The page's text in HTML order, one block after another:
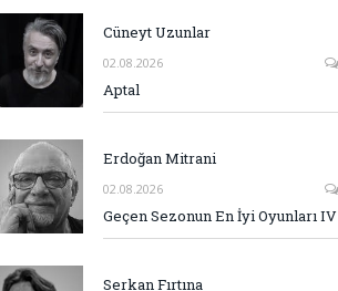
Cüneyt Uzunlar
02.08.2026
Aptal
Erdoğan Mitrani
02.08.2026
Geçen Sezonun En İyi Oyunları IV
Serkan Fırtına